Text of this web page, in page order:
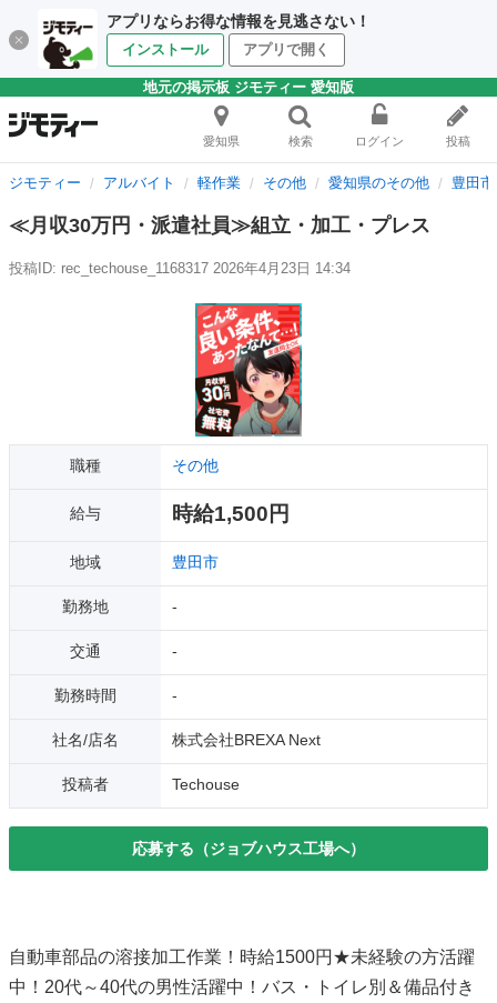
アプリならお得な情報を見逃さない！
インストール アプリで開く
地元の掲示板 ジモティー 愛知版
愛知県 検索 ログイン 投稿
ジモティー アルバイト 軽作業 その他 愛知県のその他 豊田
≪月収30万円・派遣社員≫組立・加工・プレス
投稿ID: rec_techouse_1168317 2026年4月23日 14:34
職種 その他
給与 時給1,500円
地域 豊田市
勤務地 -
交通 -
勤務時間 -
社名/店名 株式会社BREXA Next
投稿者 Techouse
応募する（ジョブハウス工場へ）
自動車部品の溶接加工作業！時給1500円★未経験の方活躍
中！20代～40代の男性活躍中！バス・トイレ別＆備品付き